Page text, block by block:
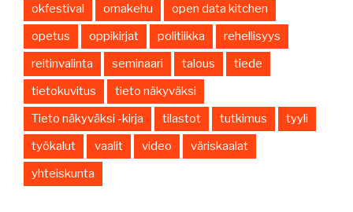
okfestival
omakehu
open data kitchen
opetus
oppikirjat politiikka
rehellisyys
reitinvalinta
seminaari talous
tiede
tietokuvitus
tieto näkyväksi
Tieto näkyväksi -kirja
tilastot tutkimus
tyyli
työkalut
vaalit video
väriskaalat
yhteiskunta